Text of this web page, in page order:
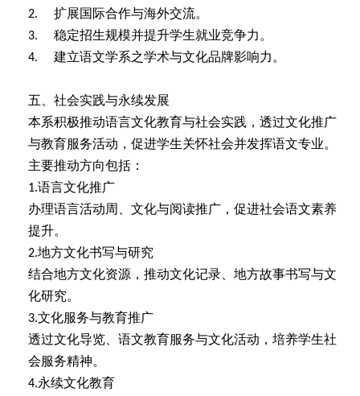
2. 扩展国际合作与海外交流。
3. 稳定招生规模并提升学生就业竞争力。
4. 建立语文学系之学术与文化品牌影响力。
五、社会实践与永续发展
本系积极推动语言文化教育与社会实践，透过文化推广
与教育服务活动，促进学生关怀社会并发挥语文专业。
主要推动方向包括：
1.语言文化推广
办理语言活动周、文化与阅读推广，促进社会语文素养
提升。
2.地方文化书写与研究
结合地方文化资源，推动文化记录、地方故事书写与文
化研究。
3.文化服务与教育推广
透过文化导览、语文教育服务与文化活动，培养学生社
会服务精神。
4.永续文化教育